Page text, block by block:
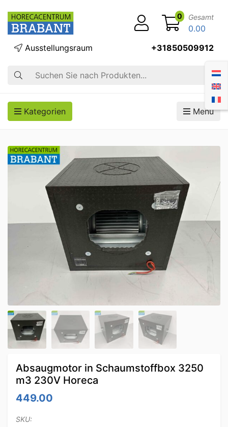
Suche
Ausstellungsraum +31850509912
0 Gesamt
0.00
Kategorien Menü
Absaugmotor in Schaumstoffbox 3250
m3 230V Horeca
449.00
SKU: